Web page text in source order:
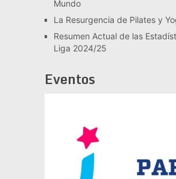
Mundo
La Resurgencia de Pilates y
Resumen Actual de las
Liga 2024/25
Eventos